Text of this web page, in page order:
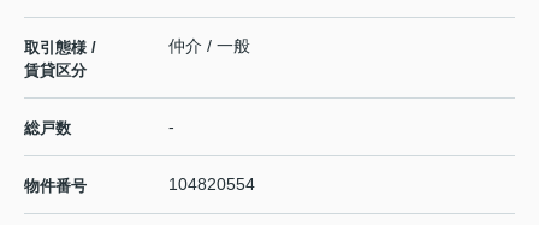
取引態様 /
賃貸区分
仲介 / 一般
総戸数 -
物件番号 104820554